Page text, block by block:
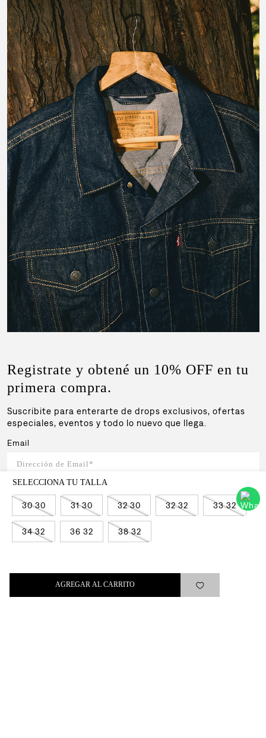
30 30 31 30 32 30 32 32 33 32
34 32 36 32 38 32
AGREGAR AL CARRITO
Registrate y obtené un 10% OFF en tu
primera compra.
Suscribite para enterarte de drops exclusivos, ofertas
especiales, eventos y todo lo nuevo que llega.
Email
Al registrar y confirmar sus datos, acepta nuestra
SUSCRIBIRSE